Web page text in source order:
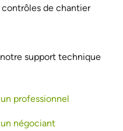
contrôles de chantier
support technique
professionnel
négociant